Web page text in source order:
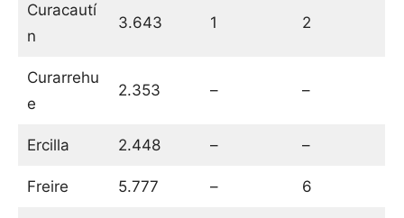
Curacautí
n
3.643 1 2
Curarrehu
e
2.353 – –
Ercilla 2.448 – –
Freire 5.777 – 6